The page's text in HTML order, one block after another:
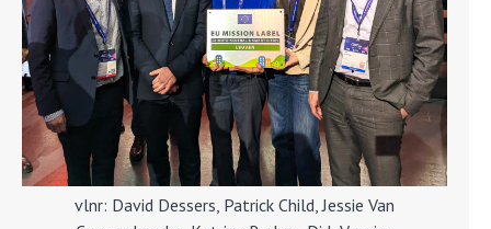
vlnr: David Dessers, Patrick Child, Jessie Van